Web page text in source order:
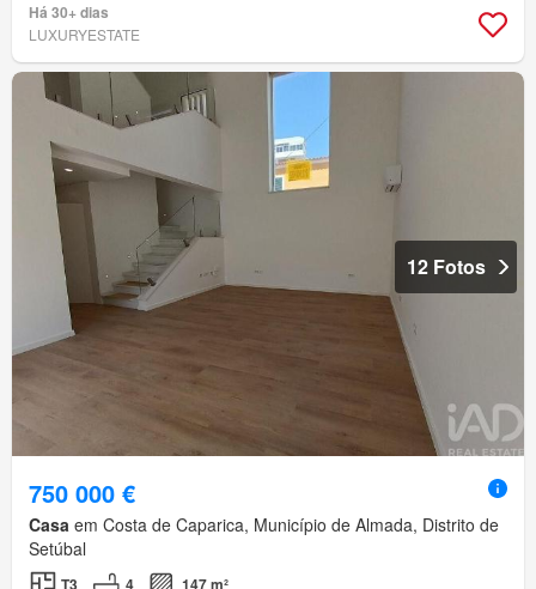
Há 30+ dias
LUXURYESTATE
12 Fotos
750 000 €
Casa em Costa de Caparica, Município de Almada, Distrito de
Setúbal
T3 4 147 m²